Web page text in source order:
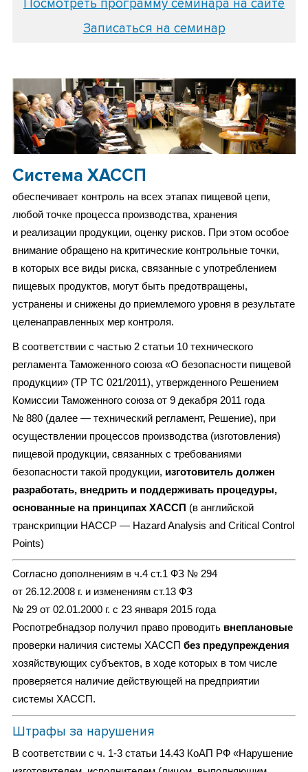
Посмотреть программу семинара на сайте
Записаться на семинар
Система ХАССП
обеспечивает контроль на всех этапах пищевой цепи,
любой точке процесса производства, хранения
и реализации продукции, оценку рисков. При этом особое
внимание обращено на критические контрольные точки,
в которых все виды риска, связанные с употреблением
пищевых продуктов, могут быть предотвращены,
устранены и снижены до приемлемого уровня в результате
целенаправленных мер контроля.
В соответствии с частью 2 статьи 10 технического
регламента Таможенного союза «О безопасности пищевой
продукции» (ТР ТС 021/2011), утвержденного Решением
Комиссии Таможенного союза от 9 декабря 2011 года
№ 880 (далее — технический регламент, Решение), при
осуществлении процессов производства (изготовления)
пищевой продукции, связанных с требованиями
безопасности такой продукции, изготовитель должен
разработать, внедрить и поддерживать процедуры,
основанные на принципах ХАССП (в английской
транскрипции HACCP — Hazard Analysis and Critical Control
Points)
Согласно дополнениям в ч.4 ст.1 ФЗ № 294
от 26.12.2008 г. и изменениям ст.13 ФЗ
№ 29 от 02.01.2000 г. с 23 января 2015 года
Роспотребнадзор получил право проводить внеплановые
проверки наличия системы ХАССП без предупреждения
хозяйствующих субъектов, в ходе которых в том числе
проверяется наличие действующей на предприятии
системы ХАССП.
Штрафы за нарушения
В соответствии с ч. 1-3 статьи 14.43 КоАП РФ «Нарушение